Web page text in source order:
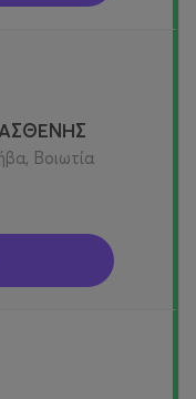
Βοιωτία